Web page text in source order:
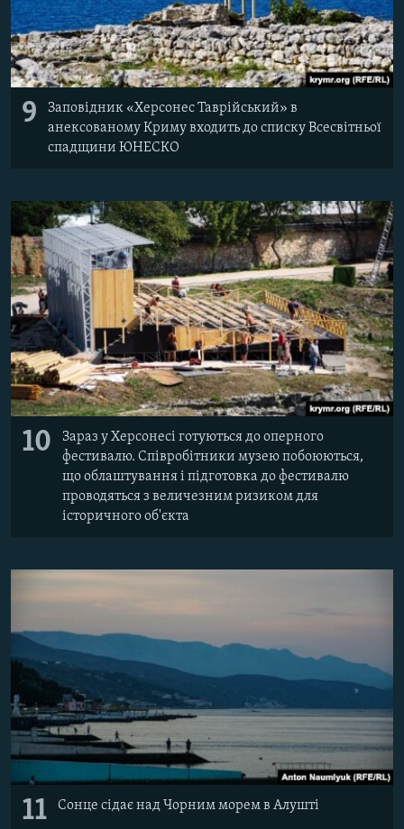
9
Заповідник «Херсонес Таврійський» в
анексованому Криму входить до списку Всесвітньої
спадщини ЮНЕСКО
10
Зараз у Херсонесі готуються до оперного
фестивалю. Співробітники музею побоюються,
що облаштування і підготовка до фестивалю
проводяться з величезним ризиком для
історичного об'єкта
11 Сонце сідає над Чорним морем в Алушті